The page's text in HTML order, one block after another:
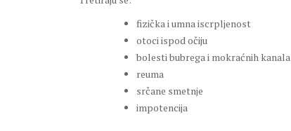
fizička i umna iscrpljenost
otoci ispod očiju
bolesti bubrega i mokraćnih kanala
reuma
srčane smetnje
impotencija